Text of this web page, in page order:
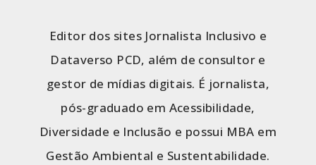
Editor dos sites Jornalista Inclusivo e
Dataverso PCD, além de consultor e
gestor de mídias digitais. É jornalista,
pós-graduado em Acessibilidade,
Diversidade e Inclusão e possui MBA em
Gestão Ambiental e Sustentabilidade.